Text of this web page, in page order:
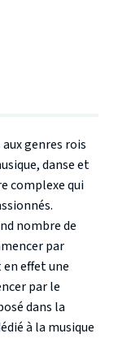
genres rois
danse et
complexe qui
nombre de
par
effet une
par le
dans la
à la musique